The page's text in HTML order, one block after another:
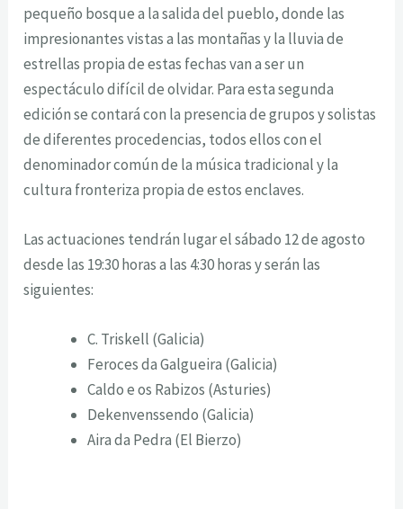
pequeño bosque a la salida del pueblo, donde las
impresionantes vistas a las montañas y la lluvia de
estrellas propia de estas fechas van a ser un
espectáculo difícil de olvidar. Para esta segunda
edición se contará con la presencia de grupos y solistas
de diferentes procedencias, todos ellos con el
denominador común de la música tradicional y la
cultura fronteriza propia de estos enclaves.
Las actuaciones tendrán lugar el sábado 12 de agosto
desde las 19:30 horas a las 4:30 horas y serán las
siguientes:
C. Triskell (Galicia)
Feroces da Galgueira (Galicia)
Caldo e os Rabizos (Asturies)
Dekenvenssendo (Galicia)
Aira da Pedra (El Bierzo)